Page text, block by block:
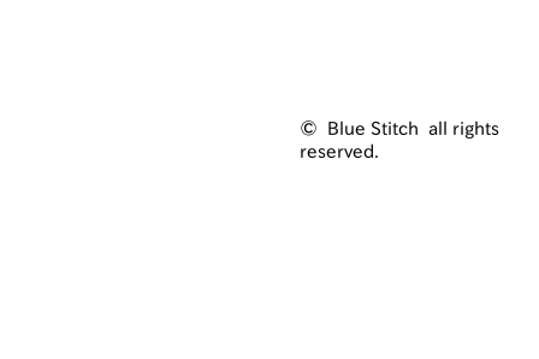
© Blue Stitch all rights
reserved.